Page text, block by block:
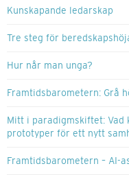
Kunskapande ledarskap
Tre steg för
Hur når man unga?
Framtidsbarometern: Grå
Mitt i paradigmskiftet: Vad
prototyper för ett nytt
Framtidsbarometern – AI-